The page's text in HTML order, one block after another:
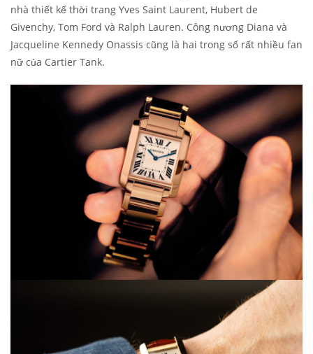
nhà thiết kế thời trang Yves Saint Laurent, Hubert de
Givenchy, Tom Ford và Ralph Lauren. Công nương Diana và
Jacqueline Kennedy Onassis cũng là hai trong số rất nhiều fan
nữ của Cartier Tank.